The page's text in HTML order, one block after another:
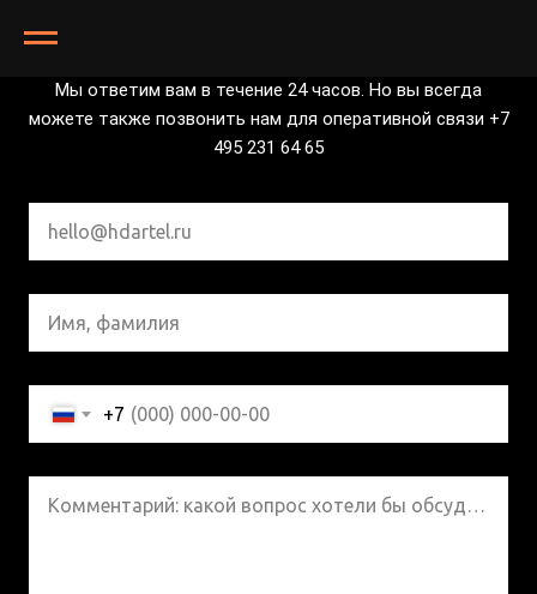
Мы ответим вам в течение 24 часов. Но вы всегда
можете также позвонить нам для оперативной связи +7
495 231 64 65
hello@hdartel.ru
Имя, фамилия
+7
Комментарий: какой вопрос хотели бы обсудить